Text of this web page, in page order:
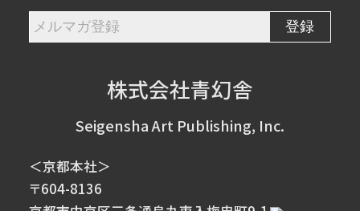
株式会社青幻舎
Seigensha Art Publishing, Inc.
＜京都本社＞
〒604-8136